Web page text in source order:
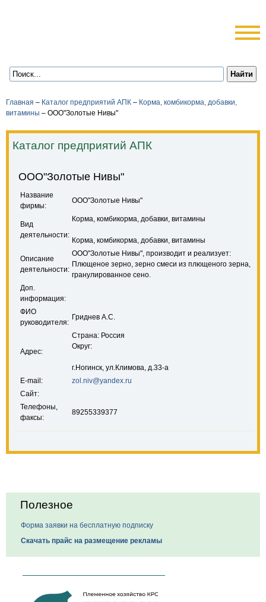
Главная – Каталог предприятий АПК – Корма, комбикорма, добавки,
витамины – ООО"Золотые Нивы"
Каталог предприятий АПК
ООО"Золотые Нивы"
Название
фирмы:
ООО"Золотые Нивы"
Вид
деятельности:
Корма, комбикорма, добавки, витамины
Корма, комбикорма, добавки, витамины
Описание
деятельности:
ООО"Золотые Нивы", производит и реализует:
Плющеное зерно, зерно смеси из плющеного зерна,
гранулированное сено.
Доп.
информация:
ФИО
руководителя:
Гриднев А.С.
Адрес:
Страна: Россия
Округ:
г.Ногинск, ул.Климова, д.33-а
E-mail:
zol.niv@yandex.ru
Сайт:
Телефоны,
факсы:
89255339377
Полезное
Форма заявки на бесплатную подписку
Скачать прайс на размещение рекламы